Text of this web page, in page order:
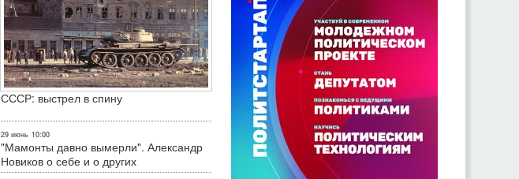
СССР: выстрел в спину
29 июнь 10:00
"Мамонты давно вымерли". Александр
Новиков о себе и о других